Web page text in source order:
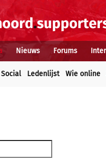
Nieuws Forums
Social Ledenlijst Wie online